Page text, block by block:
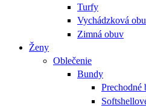
Turfy
Vychádzková
Zimná obuv
Ženy
Oblečenie
Bundy
Prechodné